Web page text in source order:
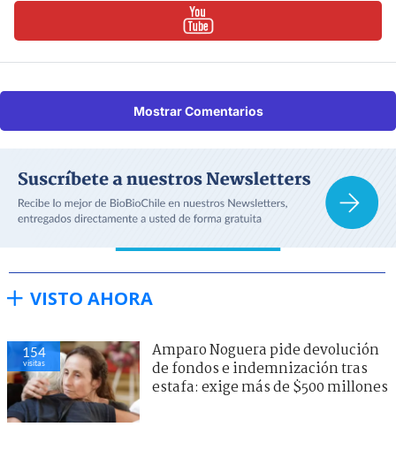
Mostrar Comentarios
VISTO AHORA
154
visitas
Amparo Noguera pide devolución
de fondos e indemnización tras
estafa: exige más de $500 millones